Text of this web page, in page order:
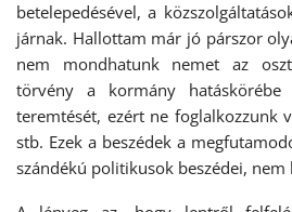
betelepedésével, a
járnak. Hallottam már jó párszor
nem mondhatunk nemet az
törvény a kormány
teremtését, ezért ne foglalkozzunk
stb. Ezek a beszédek a
szándékú politikusok beszédei,